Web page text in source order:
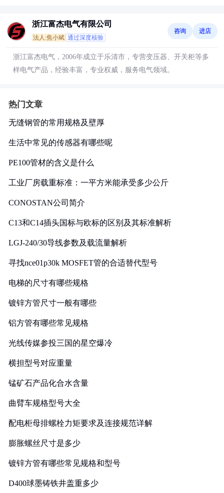
浙江富杰电气有限公司
法人:焦小斌 通过深度核验
咨询 进店
浙江富杰电气，2006年成立于乐清市，专营变压器、开关柜等多
样电气产品，经验丰富，专业权威，服务电气领域。
热门文章
无缝钢管的常用规格及壁厚
生活中常见的传感器有哪些呢
PE100管材的含义是什么
工业厂房载重标准：一平方米能承受多少公斤
CONOSTAN公司简介
C13和C14插头国标与欧标的区别及其标准解析
LGJ-240/30导线参数及载流量解析
寻找nce01p30k MOSFET管的合适替代型号
电梯的尺寸有哪些规格
镀锌方管尺寸一般有哪些
铝方管有哪些常见规格
光线传媒参投三国的星空爆冷
横担型号对应重量
锰矿石产品化合水含量
曲臂车规格型号大全
配电柜母排螺栓力矩要求及连接规范详解
膨胀螺丝尺寸是多少
镀锌方管有哪些常见规格和型号
D400球墨铸铁井盖重多少